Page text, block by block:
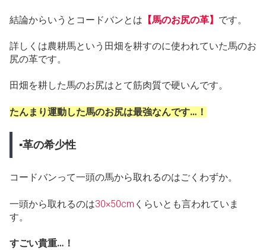
結論からいうとコードバンとは 【馬のお尻の革】 です。
詳しくは農耕馬という田畑を耕すのに使われていた馬のお
尻の革です。
田畑を耕した馬のお尻はとて筋肉質で硬いんです。
たんまり運動した馬のお尻は最強なんです…！
▪革の希少性
コードバンって一頭の馬から取れるのはごくわずか。
一頭から取れるのは30×50cm くらいとも言われていま
す。
すごい貴重…！